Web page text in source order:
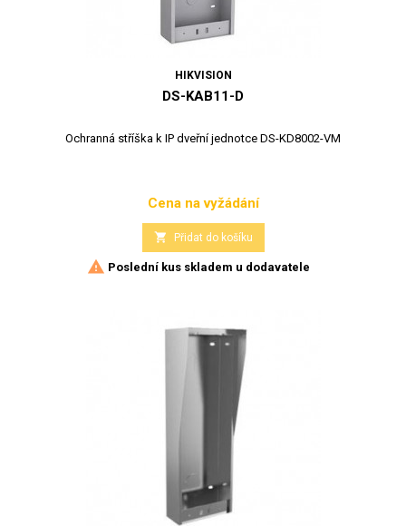
HIKVISION
DS-KAB11-D
Ochranná stříška k IP dveřní jednotce DS-KD8002-VM
Cena
Cena na vyžádání
 Přidat do košíku
 Poslední kus skladem u dodavatele